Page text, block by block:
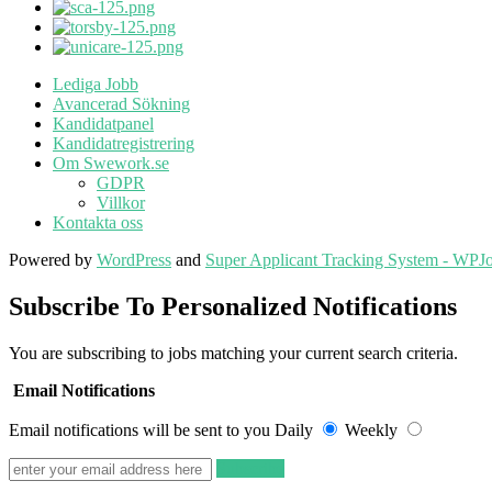
Lediga Jobb
Avancerad Sökning
Kandidatpanel
Kandidatregistrering
Om Swework.se
GDPR
Villkor
Kontakta oss
Powered by WordPress and Super Applicant Tracking System -
Subscribe To Personalized Notifications
You are subscribing to jobs matching your current search criteria.
Email Notifications
Email notifications will be sent to you Daily Weekly